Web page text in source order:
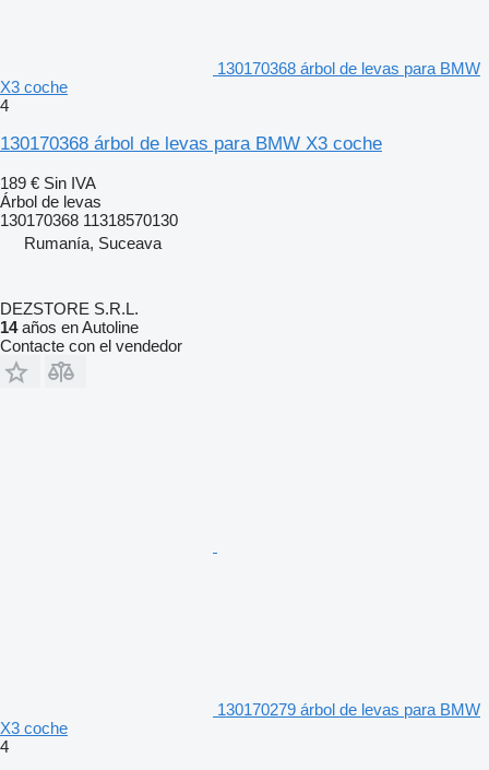
130170368 árbol de levas para BMW
X3 coche
4
130170368 árbol de levas para BMW X3 coche
189 € Sin IVA
Árbol de levas
130170368 11318570130
Rumanía, Suceava
DEZSTORE S.R.L.
14años en Autoline
Contacte con el vendedor
130170279 árbol de levas para BMW
X3 coche
4